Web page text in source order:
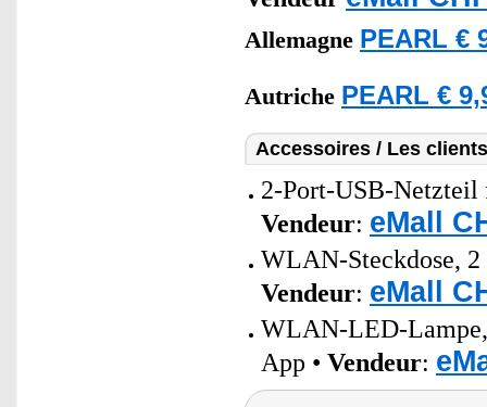
Allemagne PEARL €
Autriche PEARL €
Accessoires / Les
2-Port-USB-Netzteil
Vendeur: eMall
WLAN-Steckdose,
Vendeur: eMall
WLAN-LED-
App • Vendeur: